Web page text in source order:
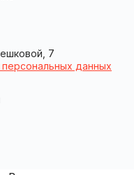
7
данных